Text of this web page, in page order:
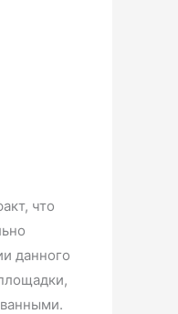
что
данного